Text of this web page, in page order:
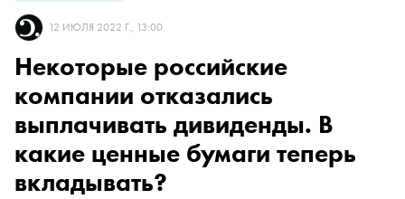
12 ИЮЛЯ 2022 Г., 13:00
Некоторые российские
компании отказались
выплачивать дивиденды. В
какие ценные бумаги теперь
вкладывать?